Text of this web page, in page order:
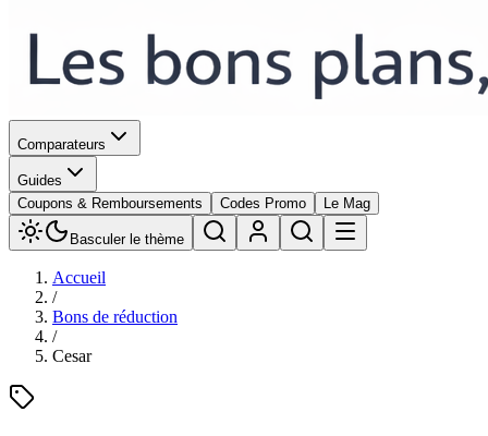
Comparateurs
Guides
Coupons & Remboursements
Codes Promo Le Mag
Basculer le thème
Accueil
/
Bons de réduction
/
Cesar